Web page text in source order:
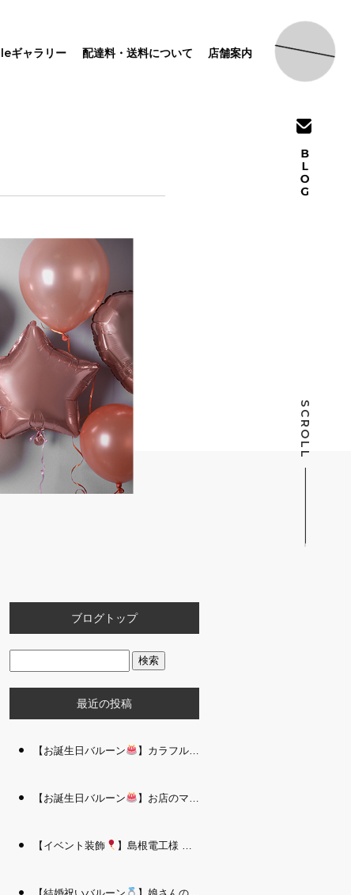
ギャラリー 配達料・送料について 店舗案内
SCROLL
ブログトップ
最近の投稿
【お誕生日バルーン 】カラフルで存在感たっぷりのバルーンタワー｜松江 i Balloo n
【お誕生日バルーン 】お店のママさんへの華やかなお祝いに｜シャンパン付き豪 華バルーンアレンジメント｜松江 i Balloon
【イベント装飾 】島根電工様 お客様感謝祭｜入口アーチ＆キッズコーナー装飾 を担当しました｜松江 i Balloon